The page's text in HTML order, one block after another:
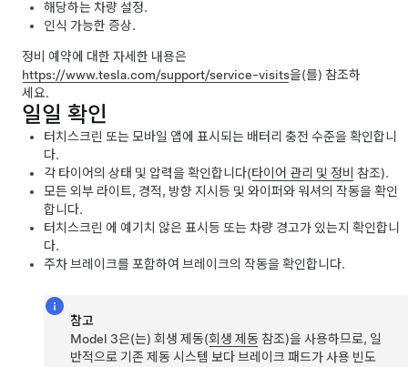
해당하는 차량 설정.
인식 가능한 증상.
정비 예약에 대한 자세한 내용은
https://www.tesla.com/support/service-visits을(를) 참조하
세요.
일일 확인
터치스크린 또는 모바일 앱에 표시되는 배터리 충전 수준을 확인합니
다.
각 타이어의 상태 및 압력을 확인합니다(타이어 관리 및 정비
참조).
모든 외부 라이트, 경적, 방향 지시등 및 와이퍼와 워셔의 작동을 확인
합니다.
터치스크린 에 예기치 않은 표시등 또는 차량 경고가 있는지 확인합니
다.
주차 브레이크를 포함하여 브레이크의 작동을 확인합니다.
참고
Model 3은(는) 회생 제동(회생 제동 참조)을 사용하므로, 일
반적으로 기존 제동 시스템 보다 브레이크 패드가 사용 빈도